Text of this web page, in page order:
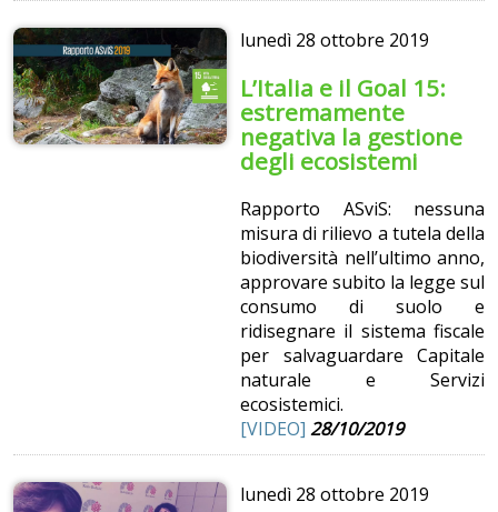
lunedì 28 ottobre 2019
L’Italia e il Goal 15:
estremamente
negativa la gestione
degli ecosistemi
Rapporto ASviS: nessuna
misura di rilievo a tutela della
biodiversità nell’ultimo anno,
approvare subito la legge sul
consumo di suolo e
ridisegnare il sistema fiscale
per salvaguardare Capitale
naturale e Servizi
ecosistemici.
[VIDEO] 28/10/2019
lunedì 28 ottobre 2019